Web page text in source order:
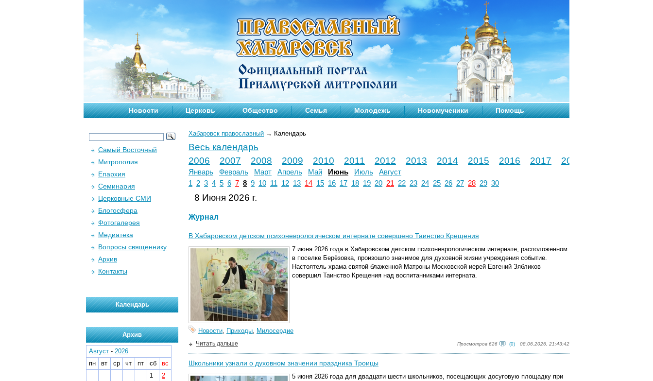
Новости Церковь Общество Семья Молодежь Новомученики Помощь
Хабаровск православный → Календарь
Весь календарь
2006
2007 2008 2009 2010 2011 2012 2013 2014 2015 2016 2017 2018
Январь Февраль Март Апрель Май Июнь Июль
Август
1
2 3 4 5 6 7 8 9 10 11 12 13 14 15 16 17 18 19 20 21 22 23 24 25 26 27 28 29 30
8 Июня 2026 г.
Журнал
В Хабаровском детском психоневрологическом интернате совершено Таинство Крещения
7 июня 2026 года в Хабаровском детском психоневрологическом интернате, расположенном
в поселке Берёзовка, произошло значимое для духовной жизни учреждения событие.
Настоятель храма святой блаженной Матроны Московской иерей Евгений Зябликов
совершил Таинство Крещения над воспитанниками интерната.
Новости, Приходы, Милосердие
Просмотров 626 (0) 08.06.2026, 21:43:42
Читать дальше
Школьники узнали о духовном значении праздника Троицы
5 июня 2026 года для двадцати шести школьников, посещающих досуговую площадку при
Самый Восточный
Митрополия
Епархия
Семинария
Церковные СМИ
Блогосфера
Фотогалерея
Медиатека
Вопросы священнику
Архив
Контакты
Календарь
Архив
Август - 2026
пн
вт ср чт пт сб
вс
1
2